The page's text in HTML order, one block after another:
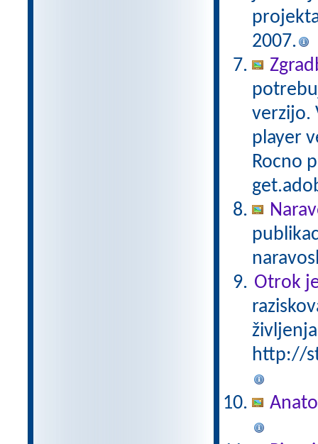
2007.
verzijo.
player
Rocno
Otrok
http://